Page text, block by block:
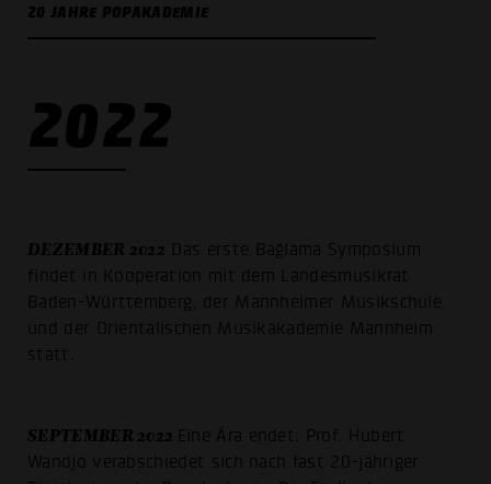
20 JAHRE POPAKADEMIE
2022
DEZEMBER 2022 Das erste Bağlama Symposium
findet in Kooperation mit dem Landesmusikrat
Baden-Württemberg, der Mannheimer Musikschule
und der Orientalischen Musikakademie Mannheim
statt.
SEPTEMBER 2022 Eine Ära endet: Prof. Hubert
Wandjo verabschiedet sich nach fast 20-jähriger